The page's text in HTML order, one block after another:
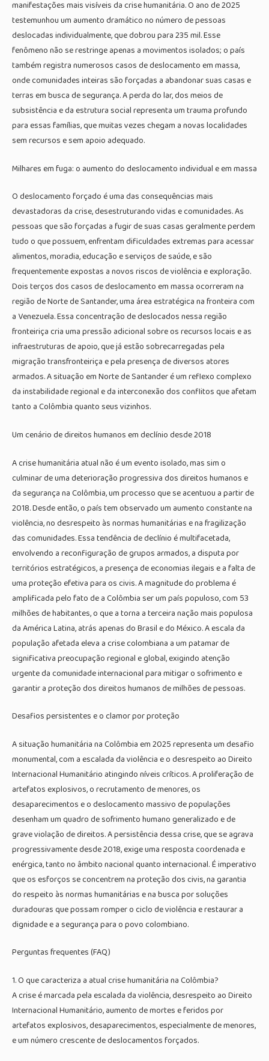
manifestações mais visíveis da crise humanitária. O ano de 2025
testemunhou um aumento dramático no número de pessoas
deslocadas individualmente, que dobrou para 235 mil. Esse
fenômeno não se restringe apenas a movimentos isolados; o país
também registra numerosos casos de deslocamento em massa,
onde comunidades inteiras são forçadas a abandonar suas casas e
terras em busca de segurança. A perda do lar, dos meios de
subsistência e da estrutura social representa um trauma profundo
para essas famílias, que muitas vezes chegam a novas localidades
sem recursos e sem apoio adequado.
Milhares em fuga: o aumento do deslocamento individual e em massa
O deslocamento forçado é uma das consequências mais
devastadoras da crise, desestruturando vidas e comunidades. As
pessoas que são forçadas a fugir de suas casas geralmente perdem
tudo o que possuem, enfrentam dificuldades extremas para acessar
alimentos, moradia, educação e serviços de saúde, e são
frequentemente expostas a novos riscos de violência e exploração.
Dois terços dos casos de deslocamento em massa ocorreram na
região de Norte de Santander, uma área estratégica na fronteira com
a Venezuela. Essa concentração de deslocados nessa região
fronteiriça cria uma pressão adicional sobre os recursos locais e as
infraestruturas de apoio, que já estão sobrecarregadas pela
migração transfronteiriça e pela presença de diversos atores
armados. A situação em Norte de Santander é um reflexo complexo
da instabilidade regional e da interconexão dos conflitos que afetam
tanto a Colômbia quanto seus vizinhos.
Um cenário de direitos humanos em declínio desde 2018
A crise humanitária atual não é um evento isolado, mas sim o
culminar de uma deterioração progressiva dos direitos humanos e
da segurança na Colômbia, um processo que se acentuou a partir de
2018. Desde então, o país tem observado um aumento constante na
violência, no desrespeito às normas humanitárias e na fragilização
das comunidades. Essa tendência de declínio é multifacetada,
envolvendo a reconfiguração de grupos armados, a disputa por
territórios estratégicos, a presença de economias ilegais e a falta de
uma proteção efetiva para os civis. A magnitude do problema é
amplificada pelo fato de a Colômbia ser um país populoso, com 53
milhões de habitantes, o que a torna a terceira nação mais populosa
da América Latina, atrás apenas do Brasil e do México. A escala da
população afetada eleva a crise colombiana a um patamar de
significativa preocupação regional e global, exigindo atenção
urgente da comunidade internacional para mitigar o sofrimento e
garantir a proteção dos direitos humanos de milhões de pessoas.
Desafios persistentes e o clamor por proteção
A situação humanitária na Colômbia em 2025 representa um desafio
monumental, com a escalada da violência e o desrespeito ao Direito
Internacional Humanitário atingindo níveis críticos. A proliferação de
artefatos explosivos, o recrutamento de menores, os
desaparecimentos e o deslocamento massivo de populações
desenham um quadro de sofrimento humano generalizado e de
grave violação de direitos. A persistência dessa crise, que se agrava
progressivamente desde 2018, exige uma resposta coordenada e
enérgica, tanto no âmbito nacional quanto internacional. É imperativo
que os esforços se concentrem na proteção dos civis, na garantia
do respeito às normas humanitárias e na busca por soluções
duradouras que possam romper o ciclo de violência e restaurar a
dignidade e a segurança para o povo colombiano.
Perguntas frequentes (FAQ)
1. O que caracteriza a atual crise humanitária na Colômbia?
A crise é marcada pela escalada da violência, desrespeito ao Direito
Internacional Humanitário, aumento de mortes e feridos por
artefatos explosivos, desaparecimentos, especialmente de menores,
e um número crescente de deslocamentos forçados.